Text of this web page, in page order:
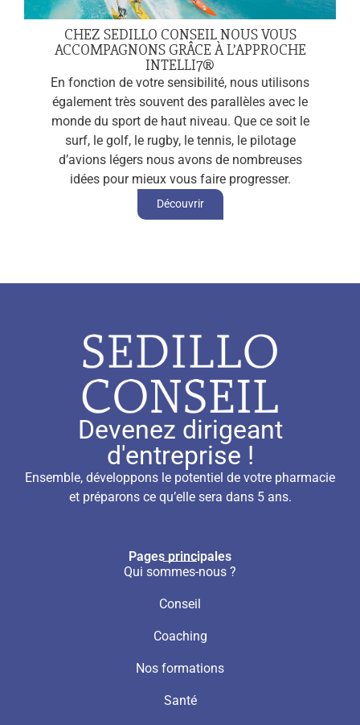
CHEZ SEDILLO CONSEIL NOUS VOUS
ACCOMPAGNONS GRÂCE À L’APPROCHE
INTELLI7®
En fonction de votre sensibilité, nous utilisons
également très souvent des parallèles avec le
monde du sport de haut niveau. Que ce soit le
surf, le golf, le rugby, le tennis, le pilotage
d’avions légers nous avons de nombreuses
idées pour mieux vous faire progresser.
Découvrir
Devenez dirigeant
d'entreprise !
Ensemble, développons le potentiel de votre pharmacie
et préparons ce qu’elle sera dans 5 ans.
Pages principales
Qui sommes-nous ?
Conseil
Coaching
Nos formations
Santé